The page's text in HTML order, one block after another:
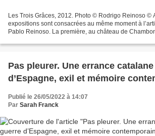
Les Trois Grâces, 2012. Photo © Rodrigo Reinoso ©
expositions sont consacrées au même moment à
Pablo Reinoso. La première, au château de
Pas pleurer. Une errance
d’Espagne, exil et mémoire
Publié le 26/05/2022 à 14:07
Par Sarah Franck